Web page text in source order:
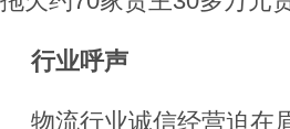
行业呼声
物流行业诚信经营迫在